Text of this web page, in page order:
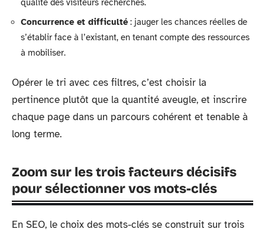
Concurrence et difficulté: jauger les chances réelles de
s’établir face à l’existant, en tenant compte des ressources
à mobiliser.
Opérer le tri avec ces filtres, c’est choisir la
pertinence plutôt que la quantité aveugle, et inscrire
chaque page dans un parcours cohérent et tenable à
long terme.
Zoom sur les trois facteurs décisifs
pour sélectionner vos mots-clés
En SEO, le choix des mots-clés se construit sur trois